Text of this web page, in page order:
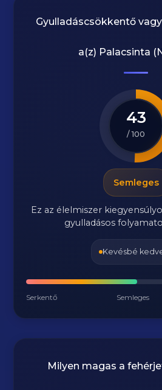
Gyulladáscsökkentő
a(z) Palacsinta
43
/ 100
Semleges
Ez az élelmiszer
gyulladásos
Kevésbé
Serkentő Semleges
Milyen magas a